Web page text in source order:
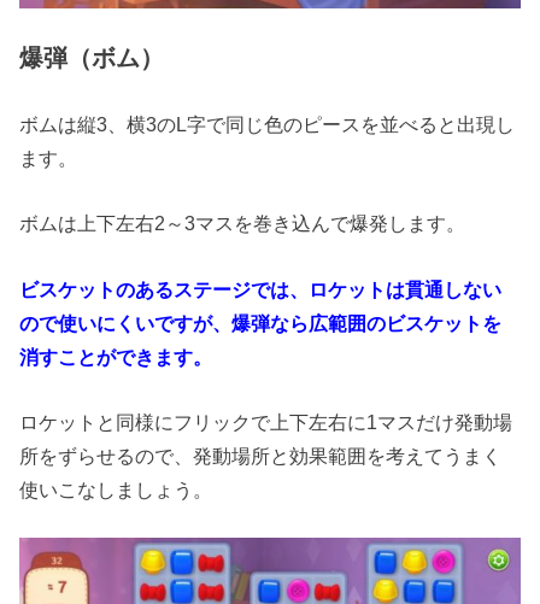
爆弾（ボム）
ボムは縦3、横3のL字で同じ色のピースを並べると出現し
ます。
ボムは上下左右2～3マスを巻き込んで爆発します。
ビスケットのあるステージでは、ロケットは貫通しない
ので使いにくいですが、爆弾なら広範囲のビスケットを
消すことができます。
ロケットと同様にフリックで上下左右に1マスだけ発動場
所をずらせるので、発動場所と効果範囲を考えてうまく
使いこなしましょう。